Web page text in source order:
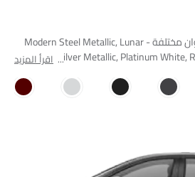
هوندا مدينة متوفر بـ 11 ألوان مختلفة - Modern Steel Metallic, Lunar
Silver Metallic, Platinum White, Radiant Red, Golden Brown, فضي
أوبسيديان بلو ميتاليك.
اقرأ المزيد